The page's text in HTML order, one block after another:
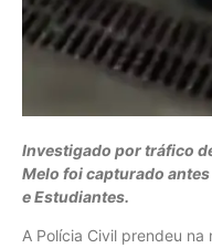
Investigado por tráfico
Melo foi capturado
e Estudiantes.
A Polícia Civil prendeu